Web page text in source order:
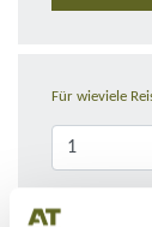
Für wieviele